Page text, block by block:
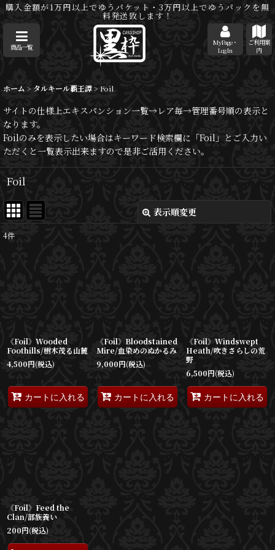
購入金額が1万円以上でゆうパケット・3万円以上でゆうパックを無
料発送致します！
商品一覧
MyPage・
Log-In
ご利用案
内
ホーム > タルキール覇王譚> Foil
サイトの仕様上エキスパンション一覧→レア毎→管理番号順の表示と
なります。
Foilのみを表示したい場合はキーワード検索欄に「Foil」とご入力い
ただくと一覧表示出来ますので是非ご活用ください。
Foil
表示順変更
4件
《Foil》Wooded
Foothills/樹木茂る山麓
4,500円(税込)
カートに入れる
《Foil》Bloodstained
Mire/血染めのぬかるみ
9,000円(税込)
カートに入れる
《Foil》Windswept
Heath/吹きさらしの荒
野
6,500円(税込)
カートに入れる
《Foil》Feed the
Clan/部族養い
200円(税込)